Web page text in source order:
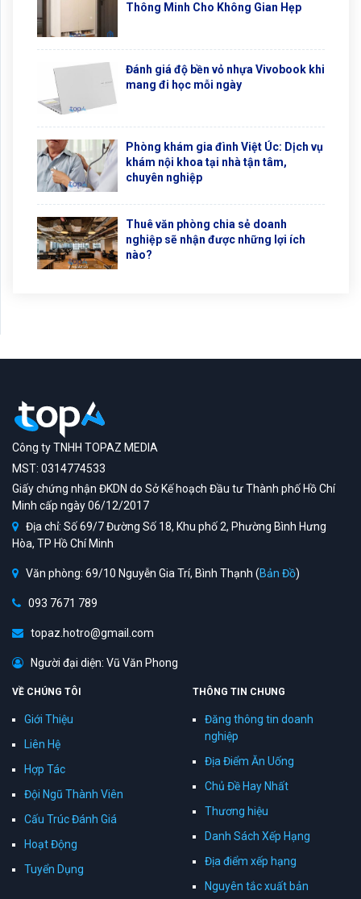
Thông Minh Cho Không Gian Hẹp
Đánh giá độ bền vỏ nhựa Vivobook khi
mang đi học mỗi ngày
Phòng khám gia đình Việt Úc: Dịch vụ
khám nội khoa tại nhà tận tâm,
chuyên nghiệp
Thuê văn phòng chia sẻ doanh
nghiệp sẽ nhận được những lợi ích
nào?
Công ty TNHH TOPAZ MEDIA
MST: 0314774533
Giấy chứng nhận ĐKDN do Sở Kế hoạch Đầu tư Thành phố Hồ Chí
Minh cấp ngày 06/12/2017
Địa chỉ: Số 69/7 Đường Số 18, Khu phố 2, Phường Bình Hưng
Hòa, TP Hồ Chí Minh
Văn phòng: 69/10 Nguyễn Gia Trí, Bình Thạnh (Bản Đồ)
093 7671 789
topaz.hotro@gmail.com
Người đại diện: Vũ Văn Phong
VỀ CHÚNG TÔI
Giới Thiệu
Liên Hệ
Hợp Tác
Đội Ngũ Thành Viên
Cấu Trúc Đánh Giá
Hoạt Động
Tuyển Dụng
THÔNG TIN CHUNG
Đăng thông tin doanh
nghiệp
Địa Điểm Ăn Uống
Chủ Đề Hay Nhất
Thương hiệu
Danh Sách Xếp Hạng
Địa điểm xếp hạng
Nguyên tắc xuất bản